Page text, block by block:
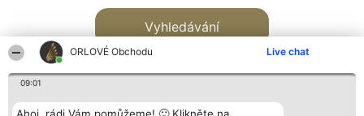
ORLOVÉ Obchodu Live chat
09:01
Vyhledávání